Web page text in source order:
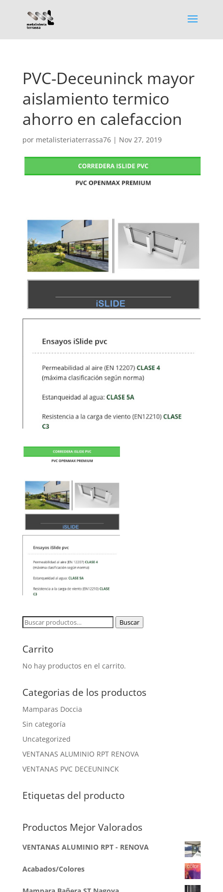
PVC-Deceuninck mayor
aislamiento termico
ahorro en calefaccion
por metalisteriaterrassa76| Nov 27, 2019
Buscar
Buscar
Carrito
No hay productos en el carrito.
Categorias de los productos
Mamparas Doccia
Sin categoría
Uncategorized
VENTANAS ALUMINIO RPT RENOVA
VENTANAS PVC DECEUNINCK
Etiquetas del producto
Productos Mejor Valorados
VENTANAS ALUMINIO RPT - RENOVA
Acabados/Colores